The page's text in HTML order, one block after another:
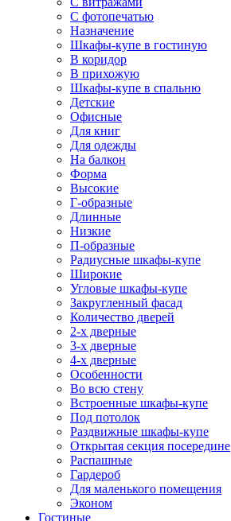
С фотопечатью
Назначение
Шкафы-купе в гостиную
В коридор
В прихожую
Шкафы-купе в спальню
Детские
Офисные
Для книг
Для одежды
На балкон
Форма
Высокие
Г-образные
Длинные
Низкие
П-образные
Радиусные шкафы-купе
Широкие
Угловые шкафы-купе
Закругленный фасад
Количество дверей
2-х дверные
3-х дверные
4-х дверные
Особенности
Во всю стену
Встроенные шкафы-купе
Под потолок
Раздвижные шкафы-купе
Открытая секция посередине
Распашные
Гардероб
Для маленького помещения
Эконом
Гостиные